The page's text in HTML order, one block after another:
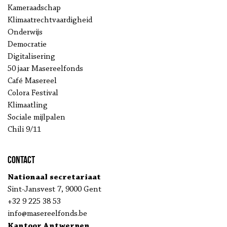
Kameraadschap
Klimaatrechtvaardigheid
Onderwijs
Democratie
Digitalisering
50 jaar Masereelfonds
Café Masereel
Colora Festival
Klimaatling
Sociale mijlpalen
Chili 9/11
Contact
Nationaal secretariaat
Sint-Jansvest 7, 9000 Gent
+32 9 225 38 53
info@masereelfonds.be